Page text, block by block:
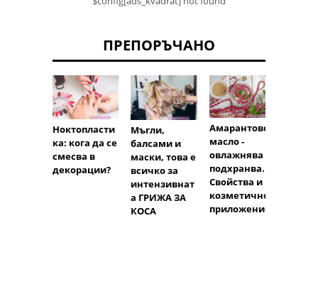
ПРЕПОРЪЧАНО
Ноктопласти
ка: кога да се
смесва в
декорации?
Мъгли,
балсами и
маски, това е
всичко за
интензивнат
а ГРИЖА ЗА
КОСА
Амарантово
масло -
овлажнява и
подхранва.
Свойства и
козметично
приложение